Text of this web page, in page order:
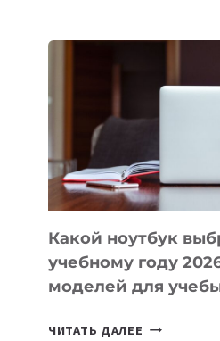
ПОМОГАЮТ
СОЗДАВАТЬ
БЕЗ
СЛОЖНОГО
КОДА
Какой ноутбук
учебному году
моделей для
ЧИТАТЬ ДАЛЕЕ КАКОЙ